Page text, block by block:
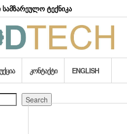
ტექნიკა
ᲙᲝᲜᲢᲐᲥᲢᲘ ENGLISH
Search